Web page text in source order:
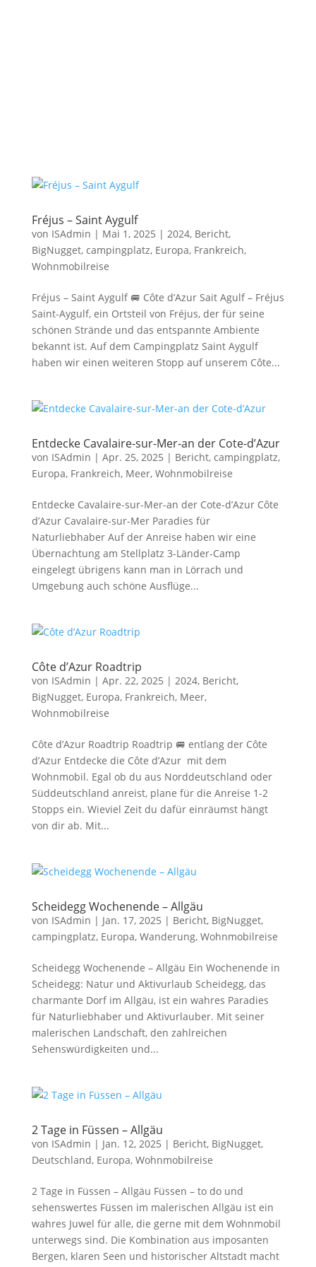
Fréjus – Saint Aygulf
von ISAdmin | Mai 1, 2025 | 2024, Bericht,
BigNugget, campingplatz, Europa, Frankreich,
Wohnmobilreise
Fréjus – Saint Aygulf 🚐 Côte d’Azur Sait Agulf – Fréjus
Saint-Aygulf, ein Ortsteil von Fréjus, der für seine
schönen Strände und das entspannte Ambiente
bekannt ist. Auf dem Campingplatz Saint Aygulf
haben wir einen weiteren Stopp auf unserem Côte...
Entdecke Cavalaire-sur-Mer-an der Cote-d’Azur
von ISAdmin | Apr. 25, 2025 | Bericht, campingplatz,
Europa, Frankreich, Meer, Wohnmobilreise
Entdecke Cavalaire-sur-Mer-an der Cote-d’Azur Côte
d’Azur Cavalaire-sur-Mer Paradies für
Naturliebhaber Auf der Anreise haben wir eine
Übernachtung am Stellplatz 3-Länder-Camp
eingelegt übrigens kann man in Lörrach und
Umgebung auch schöne Ausflüge...
Côte d’Azur Roadtrip
von ISAdmin | Apr. 22, 2025 | 2024, Bericht,
BigNugget, Europa, Frankreich, Meer,
Wohnmobilreise
Côte d’Azur Roadtrip Roadtrip 🚐 entlang der Côte
d’Azur Entdecke die Côte d’Azur mit dem
Wohnmobil. Egal ob du aus Norddeutschland oder
Süddeutschland anreist, plane für die Anreise 1-2
Stopps ein. Wieviel Zeit du dafür einräumst hängt
von dir ab. Mit...
Scheidegg Wochenende – Allgäu
von ISAdmin | Jan. 17, 2025 | Bericht, BigNugget,
campingplatz, Europa, Wanderung, Wohnmobilreise
Scheidegg Wochenende – Allgäu Ein Wochenende in
Scheidegg: Natur und Aktivurlaub Scheidegg, das
charmante Dorf im Allgäu, ist ein wahres Paradies
für Naturliebhaber und Aktivurlauber. Mit seiner
malerischen Landschaft, den zahlreichen
Sehenswürdigkeiten und...
2 Tage in Füssen – Allgäu
von ISAdmin | Jan. 12, 2025 | Bericht, BigNugget,
Deutschland, Europa, Wohnmobilreise
2 Tage in Füssen – Allgäu Füssen – to do und
sehenswertes Füssen im malerischen Allgäu ist ein
wahres Juwel für alle, die gerne mit dem Wohnmobil
unterwegs sind. Die Kombination aus imposanten
Bergen, klaren Seen und historischer Altstadt macht